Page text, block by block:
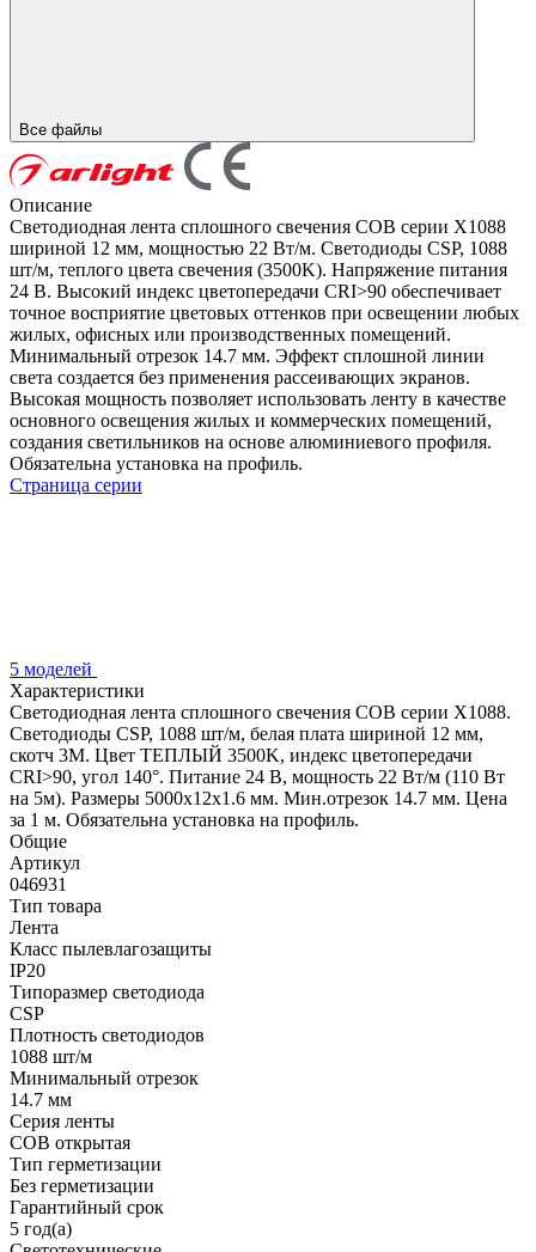
Все файлы
Описание
Светодиодная лента сплошного свечения COB серии X1088
шириной 12 мм, мощностью 22 Вт/м. Светодиоды CSP, 1088
шт/м, теплого цвета свечения (3500K). Напряжение питания
24 В. Высокий индекс цветопередачи CRI>90 обеспечивает
точное восприятие цветовых оттенков при освещении любых
жилых, офисных или производственных помещений.
Минимальный отрезок 14.7 мм. Эффект сплошной линии
света создается без применения рассеивающих экранов.
Высокая мощность позволяет использовать ленту в качестве
основного освещения жилых и коммерческих помещений,
создания светильников на основе алюминиевого профиля.
Обязательна установка на профиль.
Страница серии
5 моделей
Характеристики
Светодиодная лента сплошного свечения COB серии X1088.
Светодиоды CSP, 1088 шт/м, белая плата шириной 12 мм,
скотч 3M. Цвет ТЕПЛЫЙ 3500K, индекс цветопередачи
CRI>90, угол 140°. Питание 24 В, мощность 22 Вт/м (110 Вт
на 5м). Размеры 5000х12х1.6 мм. Мин.отрезок 14.7 мм. Цена
за 1 м. Обязательна установка на профиль.
Общие
Артикул
046931
Тип товара
Лента
Класс пылевлагозащиты
IP20
Типоразмер светодиода
CSP
Плотность светодиодов
1088 шт/м
Минимальный отрезок
14.7 мм
Серия ленты
COB открытая
Тип герметизации
Без герметизации
Гарантийный срок
5 год(а)